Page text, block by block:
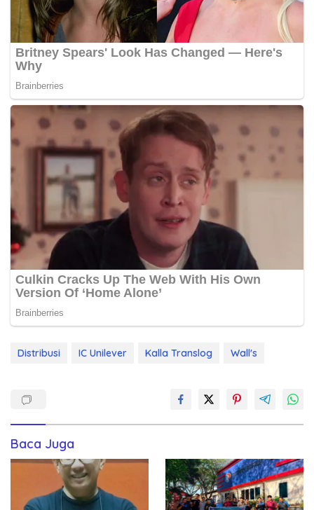
Distribusi IC Unilever Kalla Translog Wall's
Baca Juga